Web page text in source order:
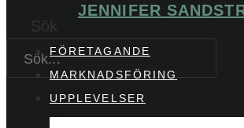
Sök
JENNIFER
FÖRETAGANDE
MARKNADSFÖRING
UPPLEVELSER